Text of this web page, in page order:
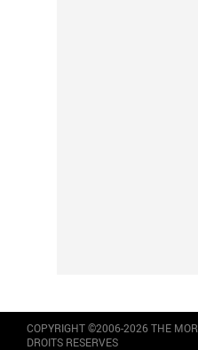
COPYRIGHT ©2006-2026 THE
DROITS RESERVES